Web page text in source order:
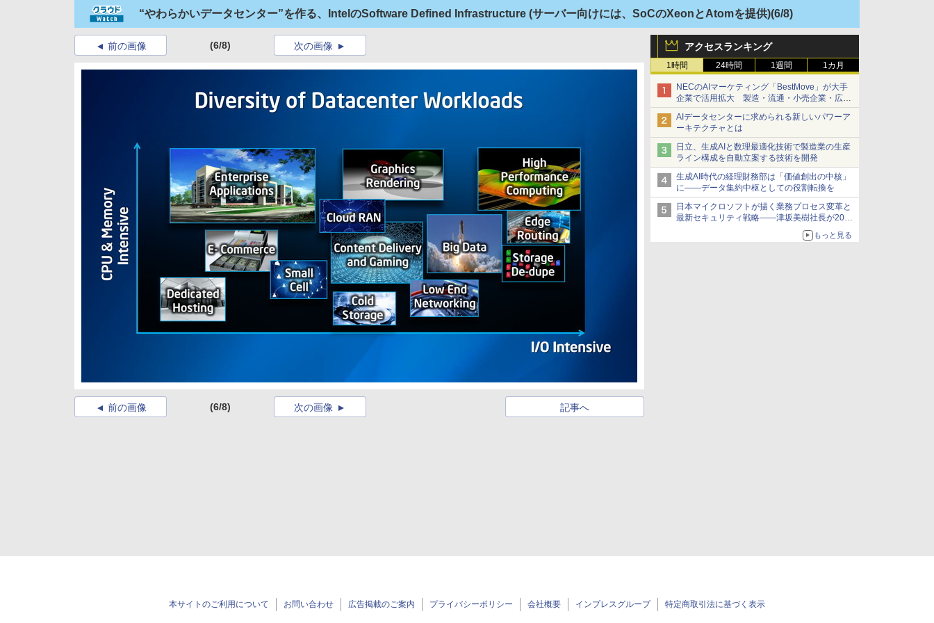
“やわらかいデータセンター”を作る、IntelのSoftware Defined Infrastructure (サーバー向けには、SoCのXeonとAtomを提供)(6/8)
アクセスランキング
1時間 24時間 1週間 1カ月
NECのAIマーケティング「BestMove」が大手
企業で活用拡大 製造・流通・小売企業・広告
代理店などが実装フェーズへ
AIデータセンターに求められる新しいパワーア
ーキテクチャとは
日立、生成AIと数理最適化技術で製造業の生産
ライン構成を自動立案する技術を開発
生成AI時代の経理財務部は「価値創出の中核」
に――データ集約中枢としての役割転換を
日本マイクロソフトが描く業務プロセス変革と
最新セキュリティ戦略――津坂美樹社長が2027
もっと見る
前の画像 (6/8) 次の画像
前の画像 (6/8) 記事へ
次の画像
本サイトのご利用について お問い合わせ 広告掲載のご案内 プライバシーポリシー 会社概要 インプレスグループ 特定商取引法に基づく表示